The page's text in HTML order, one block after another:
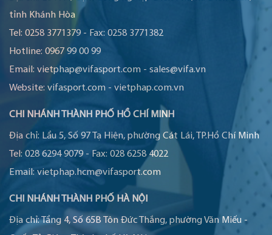
tỉnh Khánh Hòa
Tel: 0258 3771379 - Fax: 0258 3771382
Hotline: 0967 99 00 99
Email: vietphap@vifasport.com - sales@vifa.vn
Website: vifasport.com - vietphap.com.vn
CHI NHÁNH THÀNH PHỐ HỒ CHÍ MINH
Địa chỉ: Lầu 5, Số 97 Tạ Hiện, phường Cát Lái, TP.Hồ Chí Minh
Tel: 028 6294 9079- Fax: 028 6258 4022
Email: vietphap.hcm@vifasport.com
CHI NHÁNH THÀNH PHỐ HÀ NỘI
Địa chỉ:Tầng 4, Số 65B Tôn Đức Thắng, phường Văn Miếu -